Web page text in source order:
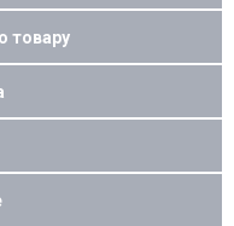
товару